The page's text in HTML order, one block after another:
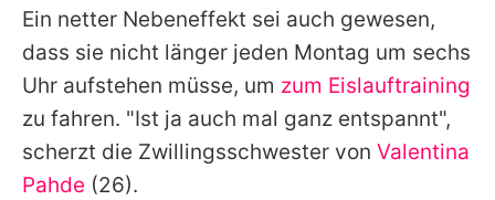
Ein netter Nebeneffekt sei auch gewesen,
dass sie nicht länger jeden Montag um sechs
Uhr aufstehen müsse, um zum Eislauftraining
zu fahren. "Ist ja auch mal ganz entspannt",
scherzt die Zwillingsschwester von Valentina
Pahde (26).